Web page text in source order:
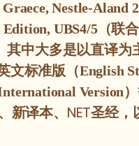
Nestle-Aland
UBS4/5（联
中大多是以直译为
文标准版（English
Version
译本、NET圣经，